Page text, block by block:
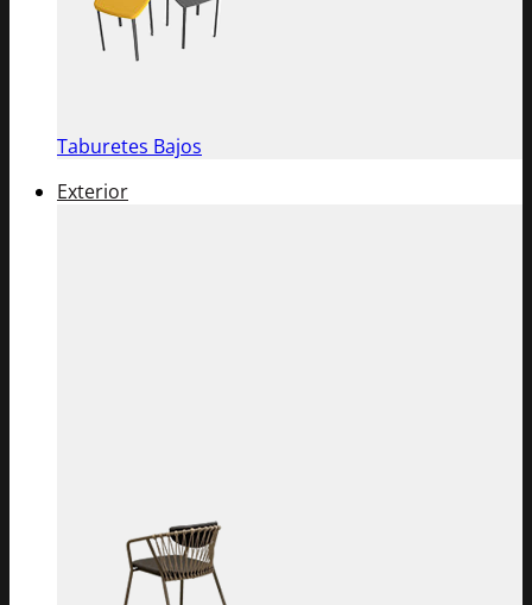
Taburetes Bajos
Exterior